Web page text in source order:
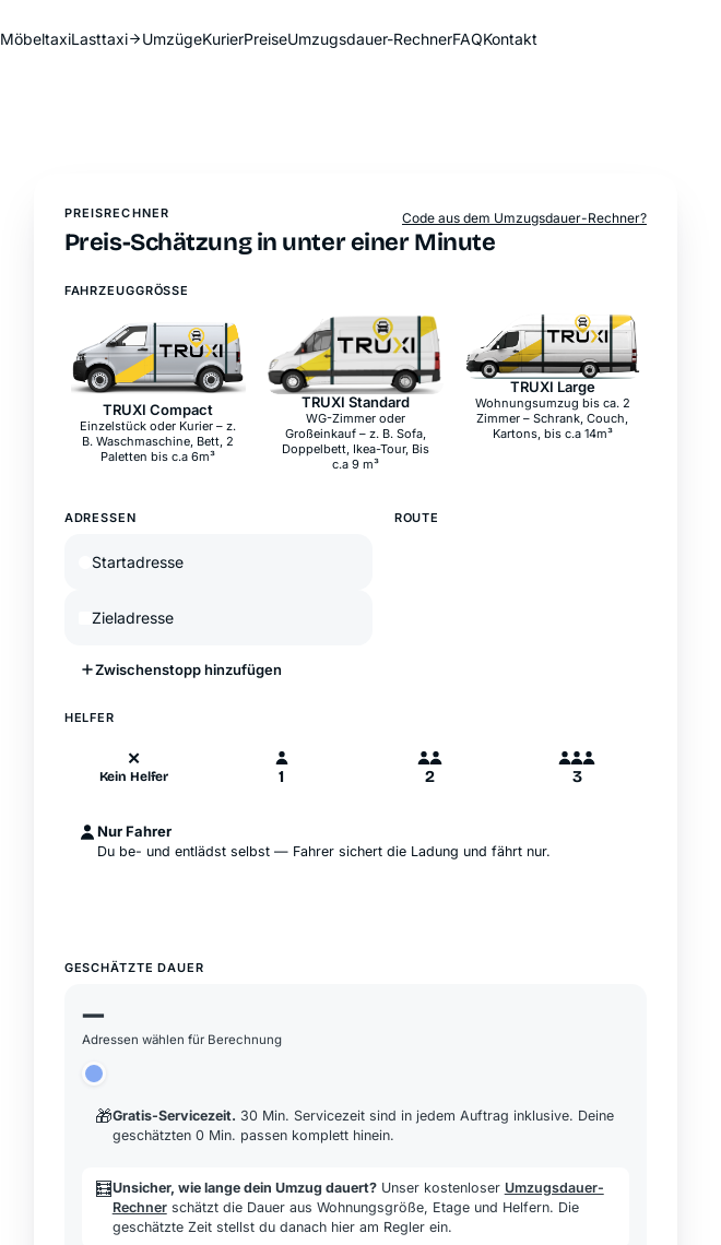
MöbeltaxiLasttaxi UmzügeKurierPreiseUmzugsdauer-RechnerFAQKontakt
PREISRECHNER
Preis-Schätzung in unter einer Minute
Code aus dem Umzugsdauer-Rechner?
FAHRZEUGGRÖSSE
TRUXI Compact
Laderaumlänge
2,1 m
Laderaumbreite
1,3 m
Laderaumhöhe
1,5 m
TRUXI Standard
Laderaumlänge
3,1 m
Laderaumbreite
1,5 m
Laderaumhöhe
1,6 m
max. Ladegewicht
TRUXI Large
Laderaumlänge
4,1 m
Laderaumbreite
1,5 m
Laderaumhöhe
1,8 m
ADRESSEN
Zwischenstopp hinzufügen
ROUTE
HELFER
✕
Kein Helfer 1 2 3
Nur Fahrer
Du be- und entlädst selbst — Fahrer sichert die Ladung und fährt nur.
GESCHÄTZTE DAUER
—
Adressen wählen für Berechnung
🎁Gratis-Servicezeit. 30 Min. Servicezeit sind in jedem Auftrag inklusive. Deine
geschätzten 0 Min. passen komplett hinein.
🧮Unsicher, wie lange dein Umzug dauert? Unser kostenloser Umzugsdauer-
Rechnerschätzt die Dauer aus Wohnungsgröße, Etage und Helfern. Die
geschätzte Zeit stellst du danach hier am Regler ein.